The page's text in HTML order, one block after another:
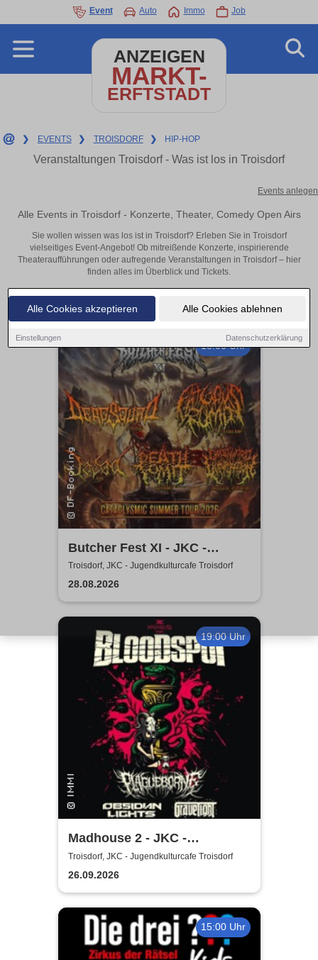
Alle Cookies akzeptieren Alle Cookies ablehnen
Einstellungen Datenschutzerklärung
Event Auto Immo Job
ANZEIGEN
MARKT-
ERFTSTADT
❯ EVENTS ❯ TROISDORF ❯ HIP-HOP
Veranstaltungen Troisdorf - Was ist los in Troisdorf
Events anlegen
Alle Events in Troisdorf - Konzerte, Theater, Comedy Open Airs
Sie wollen wissen was los ist in Troisdorf? Erleben Sie in Troisdorf
vielseitiges Event-Angebot! Ob mitreißende Konzerte, inspirierende
Theateraufführungen oder aufregende Veranstaltungen in Troisdorf – hier
finden alles im Überblick und Tickets.
18:00 Uhr
Butcher Fest XI - JKC -
Jugendkulturcafe Troisdorf
Troisdorf, JKC - Jugendkulturcafe Troisdorf
28.08.2026
19:00 Uhr
Madhouse 2 - JKC -
Jugendkulturcafe Troisdorf
Troisdorf, JKC - Jugendkulturcafe Troisdorf
26.09.2026
15:00 Uhr